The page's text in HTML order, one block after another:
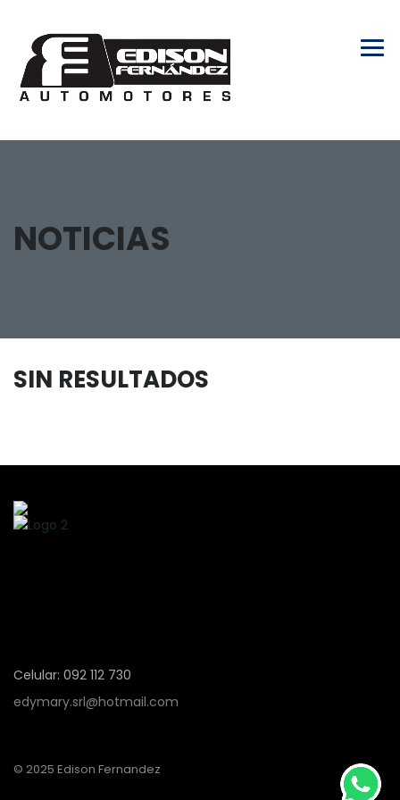
NOTICIAS
SIN RESULTADOS
Celular: 092 112 730
edymary.srl@hotmail.com
© 2025 Edison Fernandez